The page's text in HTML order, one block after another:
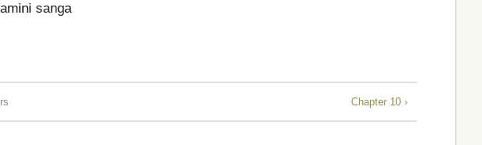
sanga
Chapter 10 ›